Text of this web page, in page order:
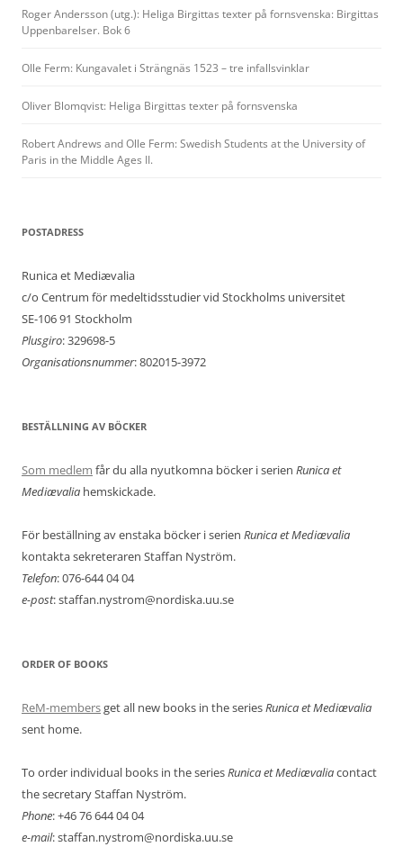
Roger Andersson (utg.): Heliga Birgittas texter på fornsvenska: Birgittas
Uppenbarelser. Bok 6
Olle Ferm: Kungavalet i Strängnäs 1523 – tre infallsvinklar
Oliver Blomqvist: Heliga Birgittas texter på fornsvenska
Robert Andrews and Olle Ferm: Swedish Students at the University of
Paris in the Middle Ages II.
POSTADRESS
Runica et Mediævalia
c/o Centrum för medeltidsstudier vid Stockholms universitet
SE-106 91 Stockholm
Plusgiro: 329698-5
Organisationsnummer: 802015-3972
BESTÄLLNING AV BÖCKER
Som medlem får du alla nyutkomna böcker i serien Runica et
Mediævalia hemskickade.
För beställning av enstaka böcker i serien Runica et Mediævalia
kontakta sekreteraren Staffan Nyström.
Telefon: 076-644 04 04
e-post: staffan.nystrom@nordiska.uu.se
ORDER OF BOOKS
ReM-membersget all new books in the seriesRunica et Mediævalia
sent home.
To order individual books in the seriesRunica et Mediævaliacontact
the secretary Staffan Nyström.
Phone: +46 76 644 04 04
e-mail: staffan.nystrom@nordiska.uu.se